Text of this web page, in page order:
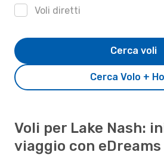
Voli diretti
Cerca Volo +
Cerca voli
Voli per Lake Nash:
viaggio con eDreams